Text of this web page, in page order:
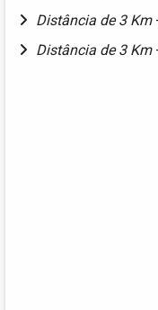
Distância de 3 Km
Distância de 3 Km